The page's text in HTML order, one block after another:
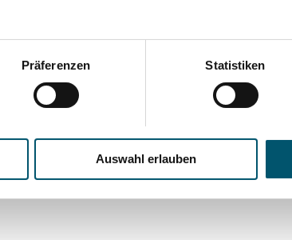
Präferenzen Statistiken
Auswahl erlauben